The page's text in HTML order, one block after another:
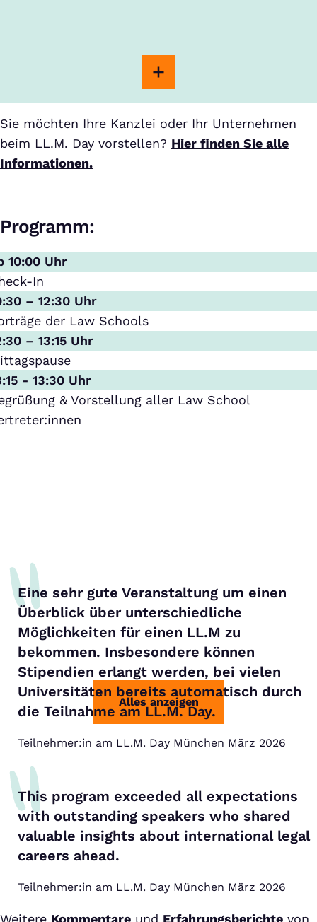
Sie möchten Ihre Kanzlei oder Ihr Unternehmen
beim LL.M. Day vorstellen? Hier finden Sie alle
Informationen.
Programm:
10:00 Uhr
In
– 12:30 Uhr
der Law Schools
– 13:15 Uhr
- 13:30 Uhr
& Vorstellung aller Law School
Alles anzeigen
Eine sehr gute Veranstaltung um einen
Überblick über unterschiedliche
Möglichkeiten für einen LL.M zu
bekommen. Insbesondere können
Stipendien erlangt werden, bei vielen
Universitäten bereits automatisch durch
die Teilnahme am LL.M. Day.
Teilnehmer:in am LL.M. Day München März 2026
This program exceeded all expectations
with outstanding speakers who shared
valuable insights about international legal
careers ahead.
Teilnehmer:in am LL.M. Day München März 2026
Weitere Kommentare und Erfahrungsberichte von